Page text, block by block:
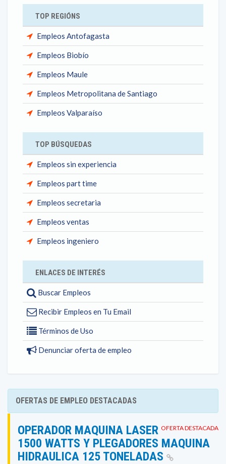
TOP REGIÓNS
Empleos Antofagasta
Empleos Biobío
Empleos Maule
Empleos Metropolitana de Santiago
Empleos Valparaíso
TOP BÚSQUEDAS
Empleos sin experiencia
Empleos part time
Empleos secretaria
Empleos ventas
Empleos ingeniero
ENLACES DE INTERÉS
Buscar Empleos
Recibir Empleos en Tu Email
Términos de Uso
Denunciar oferta de empleo
OFERTAS DE EMPLEO DESTACADAS
OFERTA DESTACADA
OPERADOR MAQUINA LASER
1500 WATTS Y PLEGADORES MAQUINA
HIDRAULICA 125 TONELADAS